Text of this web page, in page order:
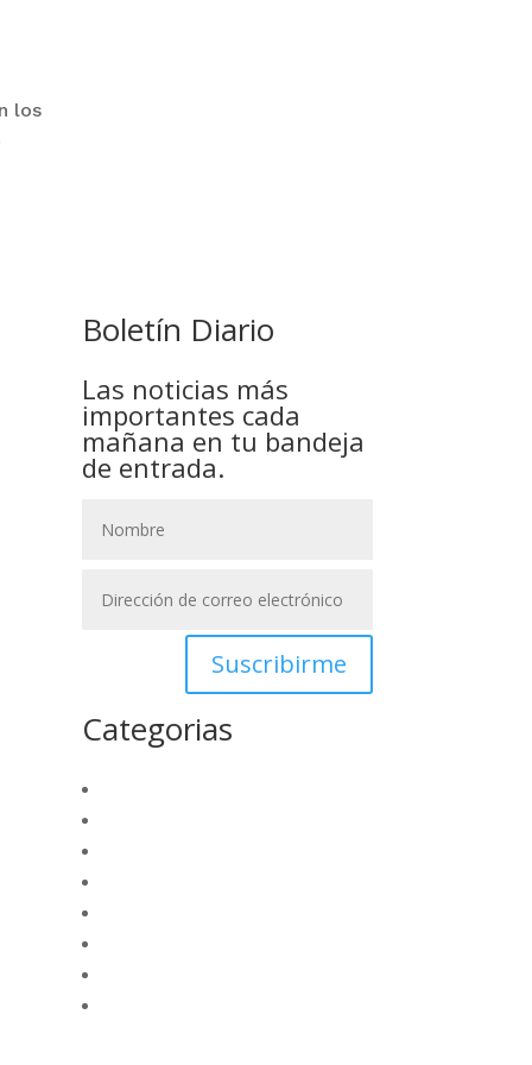
los
Boletín Diario
Las noticias más
importantes cada
mañana en tu bandeja
de entrada.
Suscribirme
Categorias